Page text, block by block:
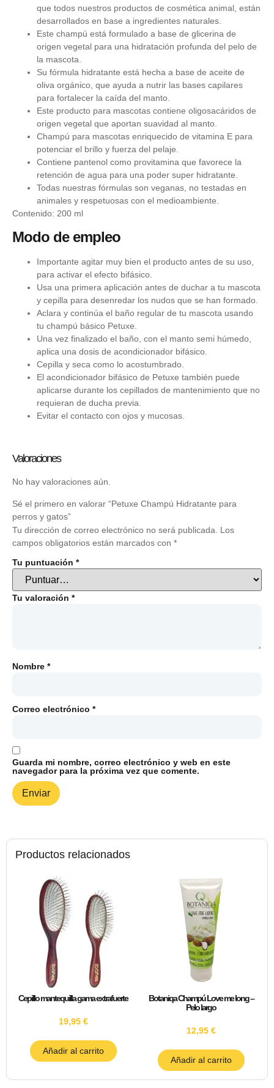
Productos relacionados
Cepillo mantequilla gama extrafuerte
19,95 €
Añadir al carrito
Botaniqa Champú Love me long –
Pelo largo
12,95 €
Añadir al carrito
que todos nuestros productos de cosmética animal, están
desarrollados en base a ingredientes naturales.
Este champú está formulado a base de glicerina de
origen vegetal para una hidratación profunda del pelo de
la mascota.
Su fórmula hidratante está hecha a base de aceite de
oliva orgánico, que ayuda a nutrir las bases capilares
para fortalecer la caída del manto.
Este producto para mascotas contiene oligosacáridos de
origen vegetal que aportan suavidad al manto.
Champú para mascotas enriquecido de vitamina E para
potenciar el brillo y fuerza del pelaje.
Contiene pantenol como provitamina que favorece la
retención de agua para una poder super hidratante.
Todas nuestras fórmulas son veganas, no testadas en
animales y respetuosas con el medioambiente.
Contenido: 200 ml
Modo de empleo
Importante agitar muy bien el producto antes de su uso,
para activar el efecto bifásico.
Usa una primera aplicación antes de duchar a tu mascota
y cepilla para desenredar los nudos que se han formado.
Aclara y continúa el baño regular de tu mascota usando
tu champú básico Petuxe.
Una vez finalizado el baño, con el manto semi húmedo,
aplica una dosis de acondicionador bifásico.
Cepilla y seca como lo acostumbrado.
El acondicionador bifásico de Petuxe también puede
aplicarse durante los cepillados de mantenimiento que no
requieran de ducha previa.
Evitar el contacto con ojos y mucosas.
Valoraciones
No hay valoraciones aún.
Sé el primero en valorar “Petuxe Champú Hidratante para
perros y gatos”
Tu dirección de correo electrónico no será publicada.
Los
campos obligatorios están marcados con *
Tu puntuación *
Tu valoración *
Nombre *
Correo electrónico *
Guarda mi nombre, correo electrónico y web en este
navegador para la próxima vez que comente.